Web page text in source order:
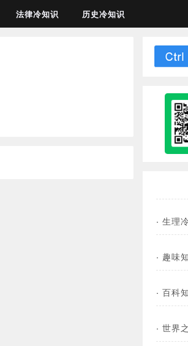
法律冷知识 历史冷知识
· 生理
· 趣味
· 百科
· 世界